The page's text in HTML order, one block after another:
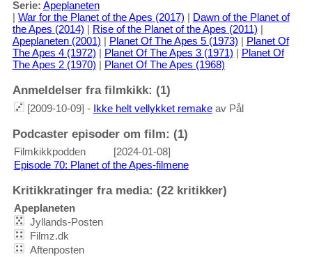
Serie: Apeplaneten
| War for the Planet of the Apes (2017) | Dawn of the Planet of
the Apes (2014) | Rise of the Planet of the Apes (2011) |
Apeplaneten (2001) | Planet Of The Apes 5 (1973) | Planet Of
The Apes 4 (1972) | Planet Of The Apes 3 (1971) | Planet Of
The Apes 2 (1970) | Planet Of The Apes (1968)
Anmeldelser fra filmkikk: (1)
[2009-10-09] - Ikke helt vellykket remakeav Pål
Podcaster episoder om film: (1)
Filmkikkpodden
[2024-01-08]
Episode 70: Planet of the Apes-filmene
Kritikkratinger fra media: (22 kritikker)
Apeplaneten
Jyllands-Posten
Filmz.dk
Aftenposten